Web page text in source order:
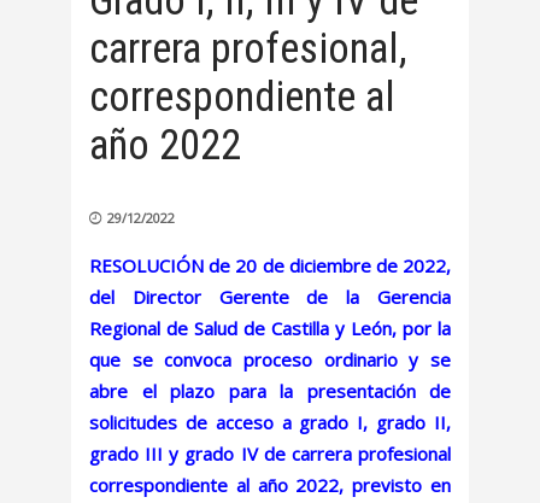
carrera profesional,
correspondiente al
año 2022
29/12/2022
RESOLUCIÓN de 20 de diciembre de 2022,
del Director Gerente de la Gerencia
Regional de Salud de Castilla y León, por la
que se convoca proceso ordinario y se
abre el plazo para la presentación de
solicitudes de acceso a grado I, grado II,
grado III y grado IV de carrera profesional
correspondiente al año 2022, previsto en